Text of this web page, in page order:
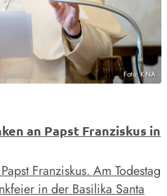
Foto: KNA
an Papst Franziskus in
Franziskus. Am Todestag
in der Basilika Santa